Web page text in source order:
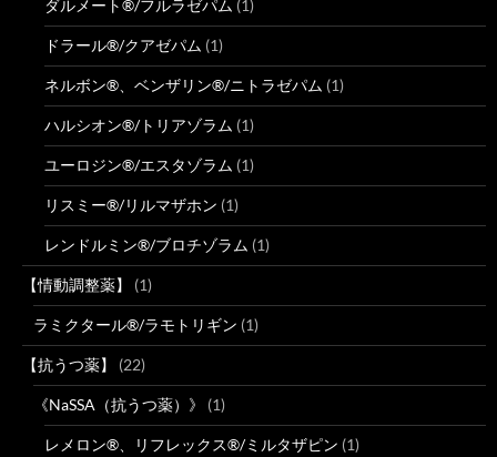
ダルメート®/フルラゼパム (1)
ドラール®/クアゼパム (1)
ネルボン®、ベンザリン®/ニトラゼパム (1)
ハルシオン®/トリアゾラム (1)
ユーロジン®/エスタゾラム (1)
リスミー®/リルマザホン (1)
レンドルミン®/ブロチゾラム (1)
【情動調整薬】 (1)
ラミクタール®/ラモトリギン (1)
【抗うつ薬】 (22)
《NaSSA（抗うつ薬）》 (1)
レメロン®、リフレックス®/ミルタザピン (1)